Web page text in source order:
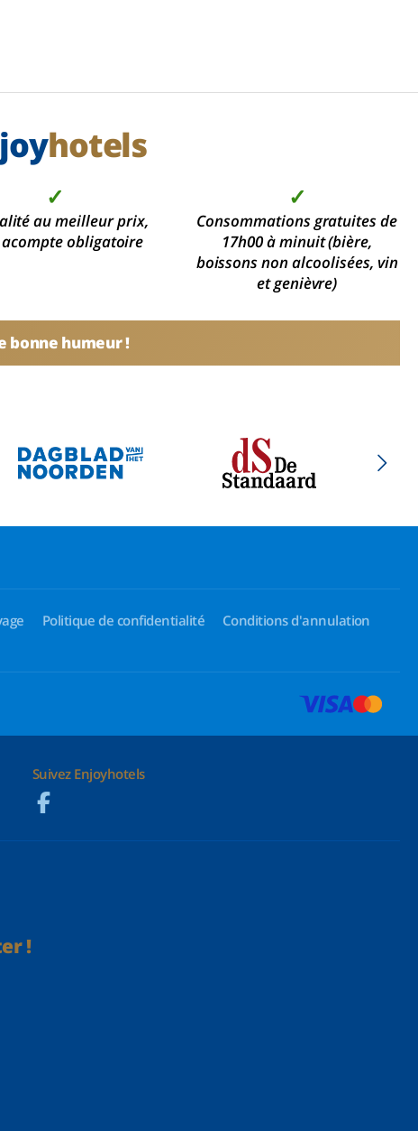
hotels
✓
au meilleur prix,
obligatoire
✓
Consommations gratuites de
17h00 à minuit (bière,
boissons non alcoolisées, vin
et genièvre)
bonne humeur !
Politique de confidentialité
Conditions d'annulation
Suivez Enjoyhotels
!